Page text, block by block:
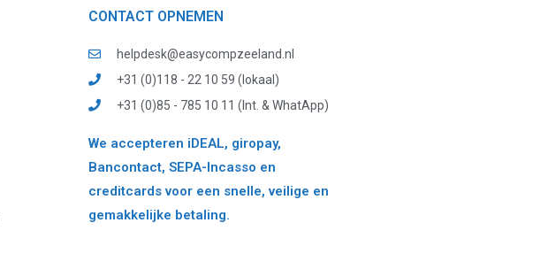
CONTACT OPNEMEN
helpdesk@easycompzeeland.nl
+31 (0)118 - 22 10 59 (lokaal)
+31 (0)85 - 785 10 11 (Int. & WhatApp)
We accepteren iDEAL, giropay,
Bancontact, SEPA-Incasso en
creditcards voor een snelle, veilige en
gemakkelijke betaling.